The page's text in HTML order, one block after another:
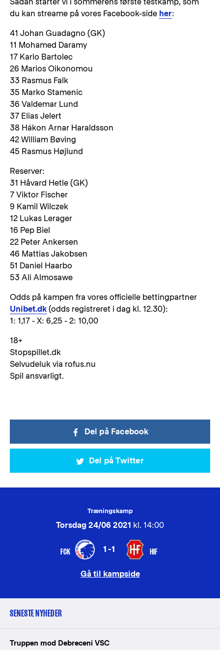
du kan streame på vores Facebook-side her:
41 Johan Guadagno (GK)
11 Mohamed Daramy
17 Karlo Bartolec
26 Marios Oikonomou
33 Rasmus Falk
35 Marko Stamenic
36 Valdemar Lund
37 Elias Jelert
38 Hákon Arnar Haraldsson
42 William Bøving
45 Rasmus Højlund
Reserver:
31 Håvard Hetle (GK)
7 Viktor Fischer
9 Kamil Wilczek
12 Lukas Lerager
16 Pep Biel
22 Peter Ankersen
46 Mattias Jakobsen
51 Daniel Haarbo
53 Ali Almosawe
Odds på kampen fra vores officielle bettingpartner
Unibet.dk (odds registreret i dag kl. 12.30):
1: 1,17 - X: 6,25 - 2: 10,00
18+
Stopspillet.dk
Selvudeluk via rofus.nu
Spil ansvarligt.
Del på Facebook
Del på Twitter
Træningskamp
Torsdag 24/06 2021 kl. 14:00
FCK 1-1 HIF
Gå til kampside
SENESTE NYHEDER
Truppen mod Debreceni VSC